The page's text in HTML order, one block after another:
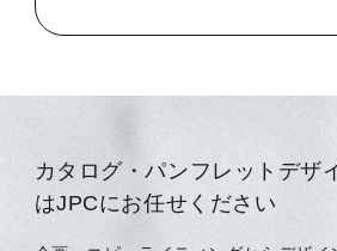
カタログ・パンフレットデザ
はJPCにお任せください